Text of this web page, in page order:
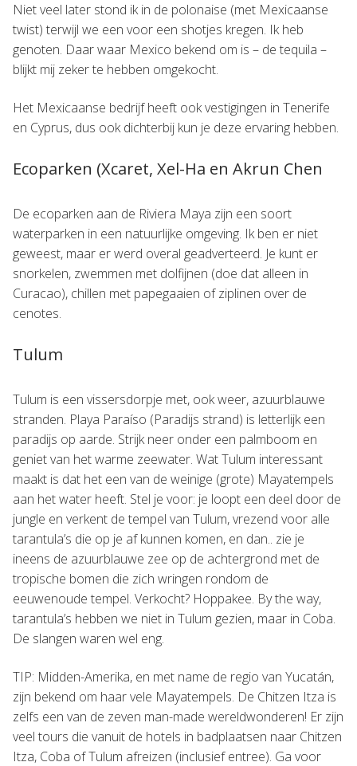
Niet veel later stond ik in de polonaise (met Mexicaanse
twist) terwijl we een voor een shotjes kregen. Ik heb
genoten. Daar waar Mexico bekend om is – de tequila –
blijkt mij zeker te hebben omgekocht.
Het Mexicaanse bedrijf heeft ook vestigingen in Tenerife
en Cyprus, dus ook dichterbij kun je deze ervaring hebben.
Ecoparken (Xcaret, Xel-Ha en Akrun Chen
De ecoparken aan de Riviera Maya zijn een soort
waterparken in een natuurlijke omgeving. Ik ben er niet
geweest, maar er werd overal geadverteerd. Je kunt er
snorkelen, zwemmen met dolfijnen (doe dat alleen in
Curacao), chillen met papegaaien of ziplinen over de
cenotes.
Tulum
Tulum is een vissersdorpje met, ook weer, azuurblauwe
stranden. Playa Paraíso (Paradijs strand) is letterlijk een
paradijs op aarde. Strijk neer onder een palmboom en
geniet van het warme zeewater. Wat Tulum interessant
maakt is dat het een van de weinige (grote) Mayatempels
aan het water heeft. Stel je voor: je loopt een deel door de
jungle en verkent de tempel van Tulum, vrezend voor alle
tarantula’s die op je af kunnen komen, en dan.. zie je
ineens de azuurblauwe zee op de achtergrond met de
tropische bomen die zich wringen rondom de
eeuwenoude tempel. Verkocht? Hoppakee. By the way,
tarantula’s hebben we niet in Tulum gezien, maar in Coba.
De slangen waren wel eng.
TIP: Midden-Amerika, en met name de regio van Yucatán,
zijn bekend om haar vele Mayatempels. De Chitzen Itza is
zelfs een van de zeven man-made wereldwonderen! Er zijn
veel tours die vanuit de hotels in badplaatsen naar Chitzen
Itza, Coba of Tulum afreizen (inclusief entree). Ga voor